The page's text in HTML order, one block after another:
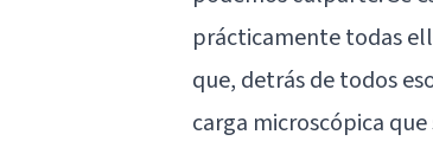
prácticamente todas
que, detrás de todos
carga microscópica